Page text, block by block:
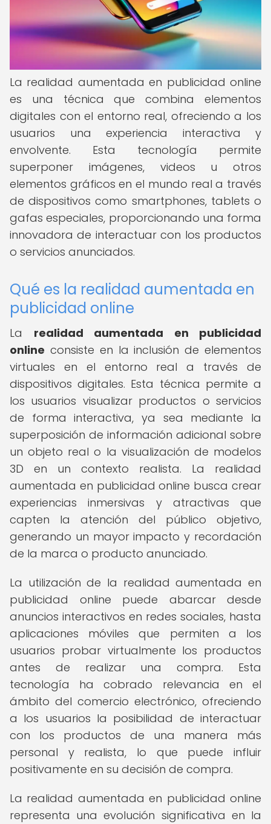
La realidad aumentada en publicidad online
es una técnica que combina elementos
digitales con el entorno real, ofreciendo a los
usuarios una experiencia interactiva y
envolvente. Esta tecnología permite
superponer imágenes, videos u otros
elementos gráficos en el mundo real a través
de dispositivos como smartphones, tablets o
gafas especiales, proporcionando una forma
innovadora de interactuar con los productos
o servicios anunciados.
Qué es la realidad aumentada en
publicidad online
La realidad aumentada en publicidad
online consiste en la inclusión de elementos
virtuales en el entorno real a través de
dispositivos digitales. Esta técnica permite a
los usuarios visualizar productos o servicios
de forma interactiva, ya sea mediante la
superposición de información adicional sobre
un objeto real o la visualización de modelos
3D en un contexto realista. La realidad
aumentada en publicidad online busca crear
experiencias inmersivas y atractivas que
capten la atención del público objetivo,
generando un mayor impacto y recordación
de la marca o producto anunciado.
La utilización de la realidad aumentada en
publicidad online puede abarcar desde
anuncios interactivos en redes sociales, hasta
aplicaciones móviles que permiten a los
usuarios probar virtualmente los productos
antes de realizar una compra. Esta
tecnología ha cobrado relevancia en el
ámbito del comercio electrónico, ofreciendo
a los usuarios la posibilidad de interactuar
con los productos de una manera más
personal y realista, lo que puede influir
positivamente en su decisión de compra.
La realidad aumentada en publicidad online
representa una evolución significativa en la